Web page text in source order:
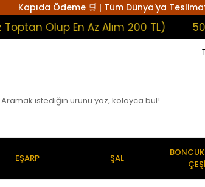
Kapıda Ödeme 🛒 | Tüm Dünya'ya
Olup En Az Alım 200 TL) 5000
EŞARP ŞAL